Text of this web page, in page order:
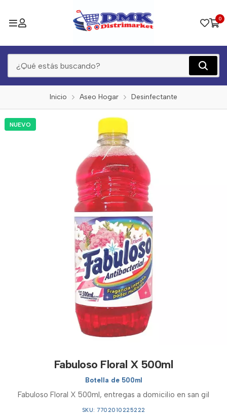
0
Inicio Aseo Hogar Desinfectante
NUEVO
Fabuloso Floral X 500ml
Botella de 500ml
Fabuloso Floral X 500ml, entregas a domicilio en san gil
SKU: 7702010225222